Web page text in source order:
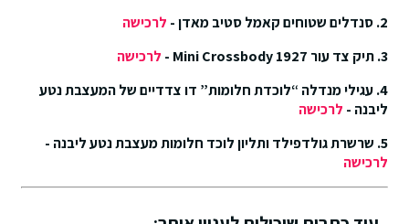
2. סנדלים שטוחים קאמל סטיב מאדן -
לרכישה
3. תיק צד עור 1927 Mini Crossbody -
לרכישה
4. עגילי מנדלה “לוכדת חלומות” דו צדדיים של המעצבת נטע
ליבנה - לרכישה
5. שרשרת גולדפילד ותליון לוכד חלומות מעצבת נטע ליבנה -
לרכישה